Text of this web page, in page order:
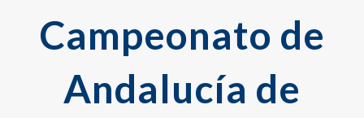
Campeonato de
Andalucía de